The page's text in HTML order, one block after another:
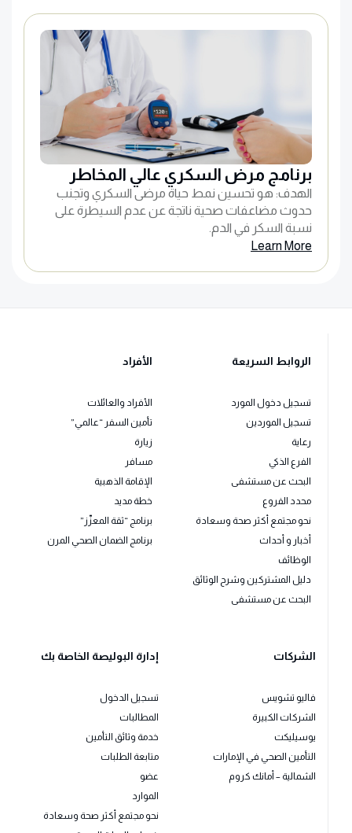
برنامج مرض السكري عالي المخاطر
الهدف: هو تحسين نمط حياة مرضى السكري وتجنب
حدوث مضاعفات صحية ناتجة عن عدم السيطرة على
نسبة السكر في الدم.
Learn More
الروابط السريعة
تسجيل دخول المورد
تسجيل الموردين
رعاية
الفرع الذكي
البحث عن مستشفى
محدد الفروع
نحو مجتمع أكثر صحة وسعادة
أخبار و أحداث
الوظائف
دليل المشتركين وشرح الوثائق
البحث عن مستشفى
الأفراد
الأفراد والعائلات
تأمين السفر “عالمي”
زيارة
مسافر
الإقامة الذهبية
خطة مديد
برنامج “ثقة المعزّز”
برنامج الضمان الصحي المرن
الشركات
فاليو تشويس
الشركات الكبيرة
يوسيليكت
التأمين الصحي في الإمارات
الشمالية – أمانك كروم
إدارة البوليصة الخاصة بك
تسجيل الدخول
المطالبات
خدمة وثائق التأمين
متابعة الطلبات
عضو
الموارد
نحو مجتمع أكثر صحة وسعادة